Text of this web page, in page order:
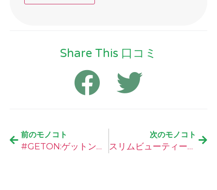
Share This 口コミ
前のモノコト
#GETON:ゲットンの口コミ
次のモノコト
スリムビューティーハウスの口コミ